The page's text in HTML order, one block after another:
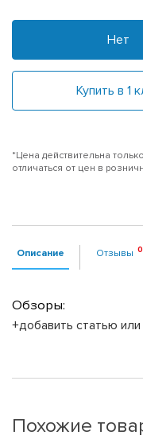
Нет
Купить в 1
*Цена действительна
отличаться от цен в
Описание Отзывы
Обзоры:
+добавить статью
Похожие